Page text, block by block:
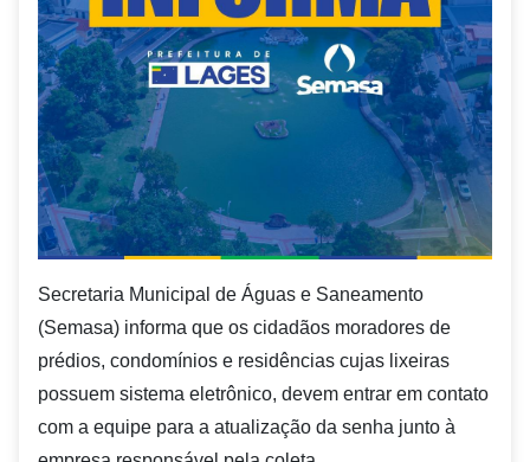
Secretaria Municipal de Águas e Saneamento
(Semasa) informa que os cidadãos moradores de
prédios, condomínios e residências cujas lixeiras
possuem sistema eletrônico, devem entrar em contato
com a equipe para a atualização da senha junto à